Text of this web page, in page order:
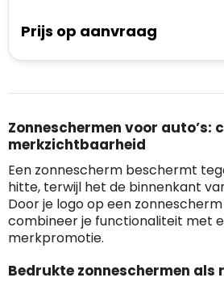
Prijs op aanvraag
Zonneschermen voor auto’s:
merkzichtbaarheid
Een zonnescherm beschermt
hitte, terwijl het de binnenkant
Door je logo op een
combineer je functionaliteit met
merkpromotie.
Bedrukte zonneschermen als